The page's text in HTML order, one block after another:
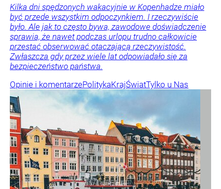
Kilka dni spędzonych wakacyjnie w Kopenhadze miało
być przede wszystkim odpoczynkiem. I rzeczywiście
było. Ale jak to często bywa, zawodowe doświadczenie
sprawia, że nawet podczas urlopu trudno całkowicie
przestać obserwować otaczającą rzeczywistość.
Zwłaszcza gdy przez wiele lat odpowiadało się za
bezpieczeństwo państwa.
Opinie i komentarzePolitykaKrajŚwiatTylko u Nas